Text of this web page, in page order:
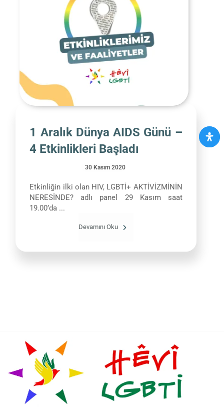
1 Aralık Dünya AIDS Günü –
4 Etkinlikleri Başladı
30 Kasım 2020
Etkinliğin ilki olan HIV, LGBTİ+ AKTİVİZMİNİN
NERESİNDE? adlı panel 29 Kasım saat
19.00’da ...
Devamını Oku